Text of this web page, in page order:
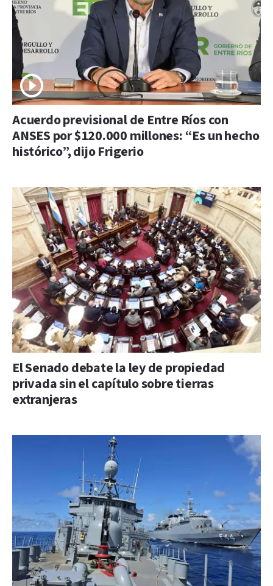
Acuerdo previsional de Entre Ríos con
ANSES por $120.000 millones: “Es un hecho
histórico”, dijo Frigerio
El Senado debate la ley de propiedad
privada sin el capítulo sobre tierras
extranjeras